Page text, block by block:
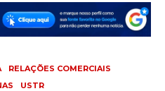
RELAÇÕES COMERCIAIS
USTR